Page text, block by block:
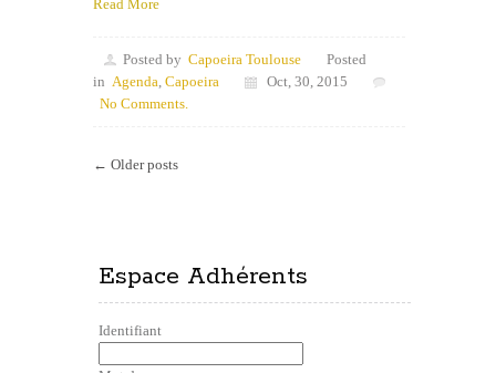
Read More
Posted by Capoeira Toulouse
Posted
in Agenda Capoeira
Oct, 30, 2015
No Comments.
← Older posts
Espace Adhérents
Identifiant